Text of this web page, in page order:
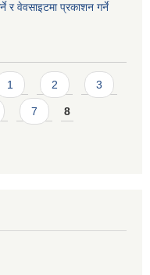
र वेवसाइटमा प्रकाशन गर्ने
1 2 3
7 8